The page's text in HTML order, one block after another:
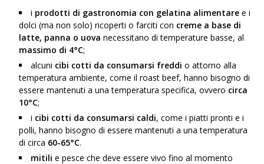
i prodotti di gastronomia con gelatina alimentaree i
dolci (ma non solo) ricoperti o farciti con creme a base di
latte, panna o uova necessitano di temperature basse, al
massimo di 4°C;
alcuni cibi cotti da consumarsi freddi o attorno alla
temperatura ambiente, come il roast beef, hanno bisogno di
essere mantenuti a una temperatura specifica, ovvero circa
10°C;
i cibi cotti da consumarsi caldi, come i piatti pronti e i
polli, hanno bisogno di essere mantenuti a una temperatura
di circa 60-65°C.
mitili e pesce che deve essere vivo fino al momento